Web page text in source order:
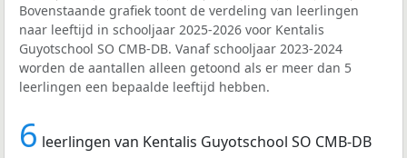
Bovenstaande grafiek toont de verdeling van leerlingen
naar leeftijd in schooljaar 2025-2026 voor Kentalis
Guyotschool SO CMB-DB. Vanaf schooljaar 2023-2024
worden de aantallen alleen getoond als er meer dan 5
leerlingen een bepaalde leeftijd hebben.
6 leerlingen van Kentalis Guyotschool SO CMB-DB